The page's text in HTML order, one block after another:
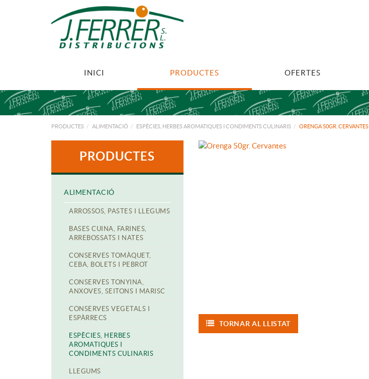
INICI PRODUCTES OFERTES
PRODUCTES ALIMENTACIÓ ESPÈCIES, HERBES AROMATIQUES I CONDIMENTS CULINARIS ORENGA 50GR. CERVANTES
PRODUCTES
ALIMENTACIÓ
ARROSSOS, PASTES I LLEGUMS
BASES CUINA, FARINES,
ARREBOSSATS I NATES
CONSERVES TOMÀQUET,
CEBA, BOLETS I PEBROT
CONSERVES TONYINA,
ANXOVES, SEITONS I MARISC
CONSERVES VEGETALS I
ESPÀRRECS
ESPÈCIES, HERBES
AROMATIQUES I
CONDIMENTS CULINARIS
LLEGUMS
TORNAR AL LLISTAT